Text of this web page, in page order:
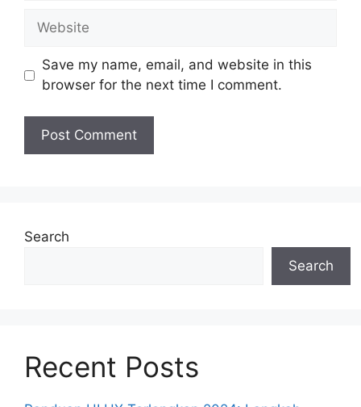
Website
Save my name, email, and website in this
browser for the next time I comment.
Search
Search
Recent Posts